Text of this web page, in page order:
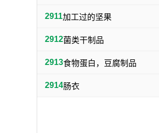
2911加工过的坚果
2912菌类干制品
2913食物蛋白，豆腐制品
2914肠衣